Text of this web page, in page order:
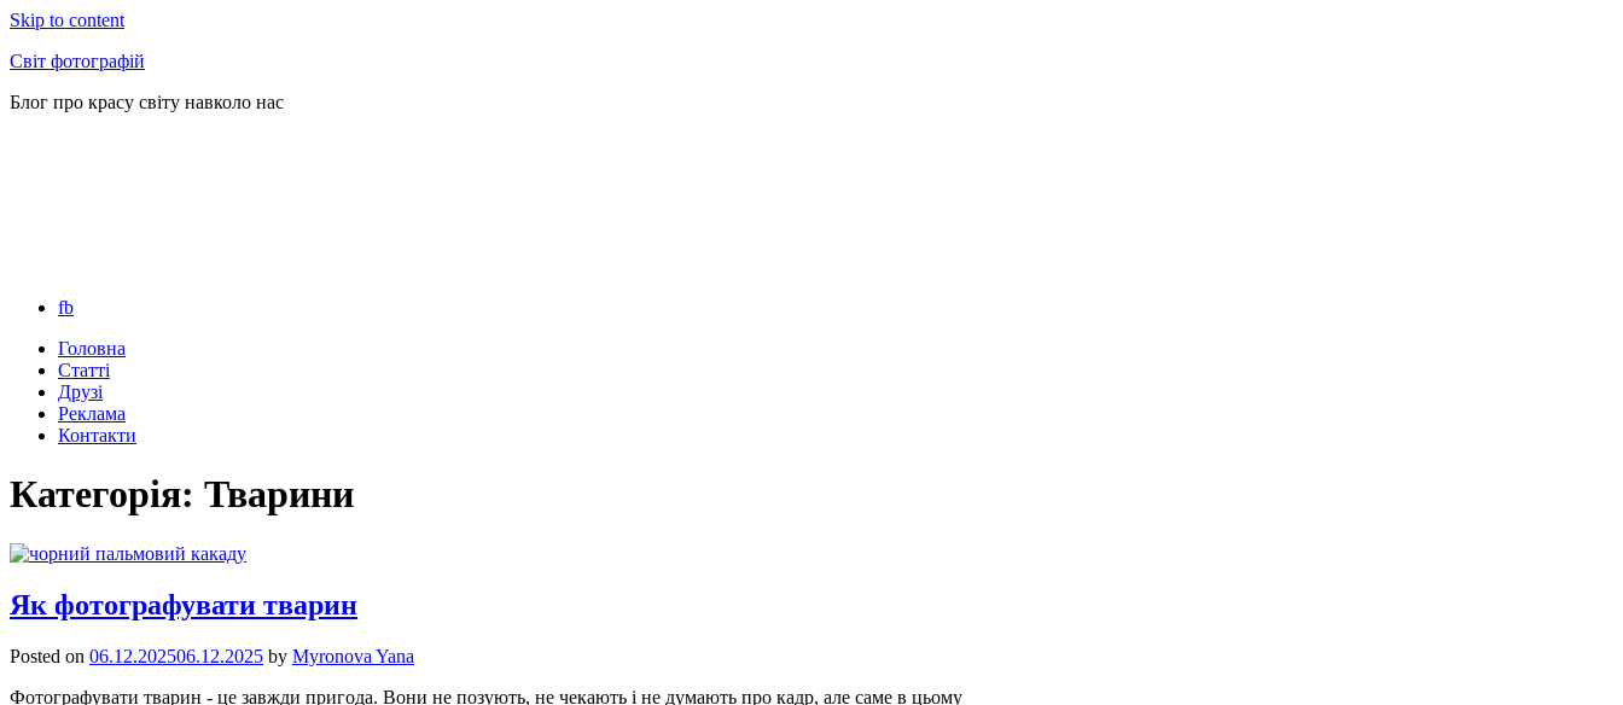
Skip to content
Світ фотографій
Блог про красу світу навколо нас
fb
Головна
Статті
Друзі
Реклама
Контакти
Категорія: Тварини
Як фотографувати тварин
Posted on 06.12.202506.12.2025 by Myronova Yana
Фотографувати тварин - це завжди пригода. Вони не позують, не чекають і не думають про кадр, але саме в цьому